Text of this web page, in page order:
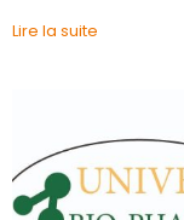
Lire la suite